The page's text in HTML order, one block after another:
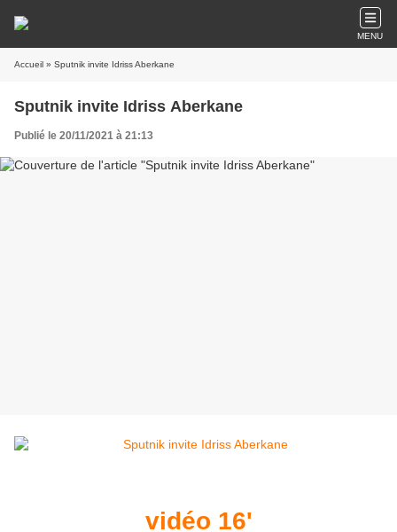
MENU
Accueil » Sputnik invite Idriss Aberkane
Sputnik invite Idriss Aberkane
Publié le 20/11/2021 à 21:13
vidéo 16'